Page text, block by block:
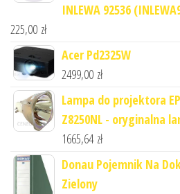
INLEWA 92536
225,00 zł
Acer Pd2325W
2499,00 zł
Lampa do projektora
Z8250NL - oryginalna
1665,64 zł
Donau Pojemnik Na
Zielony